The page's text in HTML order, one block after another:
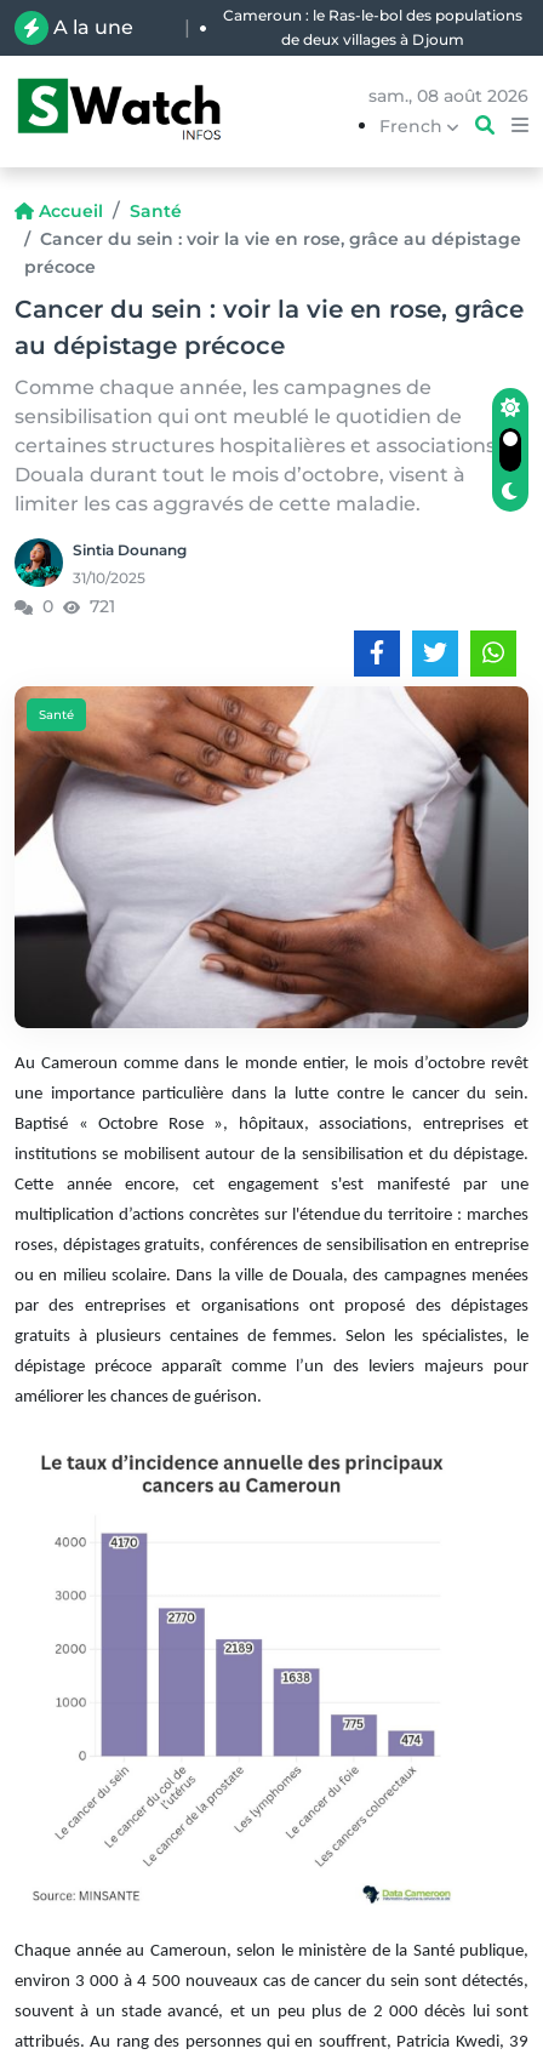
A la une |
Cameroun : le Ras-le-bol des populations
de deux villages à Djoum
sam., 08 août 2026
French
Accueil
Santé
Cancer du sein : voir la vie en rose, grâce au dépistage
précoce
Cancer du sein : voir la vie en rose, grâce
au dépistage précoce
Comme chaque année, les campagnes de
sensibilisation qui ont meublé le quotidien de
certaines structures hospitalières et associations à
Douala durant tout le mois d’octobre, visent à
limiter les cas aggravés de cette maladie.
Sintia Dounang
31/10/2025
0 721
Santé
Au Cameroun comme dans le monde entier, le mois d’octobre revêt
une importance particulière dans la lutte contre le cancer du sein.
Baptisé « Octobre Rose », hôpitaux, associations, entreprises et
institutions se mobilisent autour de la sensibilisation et du dépistage.
Cette année encore, cet engagement s'est manifesté par une
multiplication d’actions concrètes sur l'étendue du territoire : marches
roses, dépistages gratuits, conférences de sensibilisation en entreprise
ou en milieu scolaire. Dans la ville de Douala, des campagnes menées
par des entreprises et organisations ont proposé des dépistages
gratuits à plusieurs centaines de femmes. Selon les spécialistes, le
dépistage précoce apparaît comme l’un des leviers majeurs pour
améliorer les chances de guérison.
Chaque année au Cameroun, selon le ministère de la Santé publique,
environ 3 000 à 4 500 nouveaux cas de cancer du sein sont détectés,
souvent à un stade avancé, et un peu plus de 2 000 décès lui sont
attribués. Au rang des personnes qui en souffrent, Patricia Kwedi, 39